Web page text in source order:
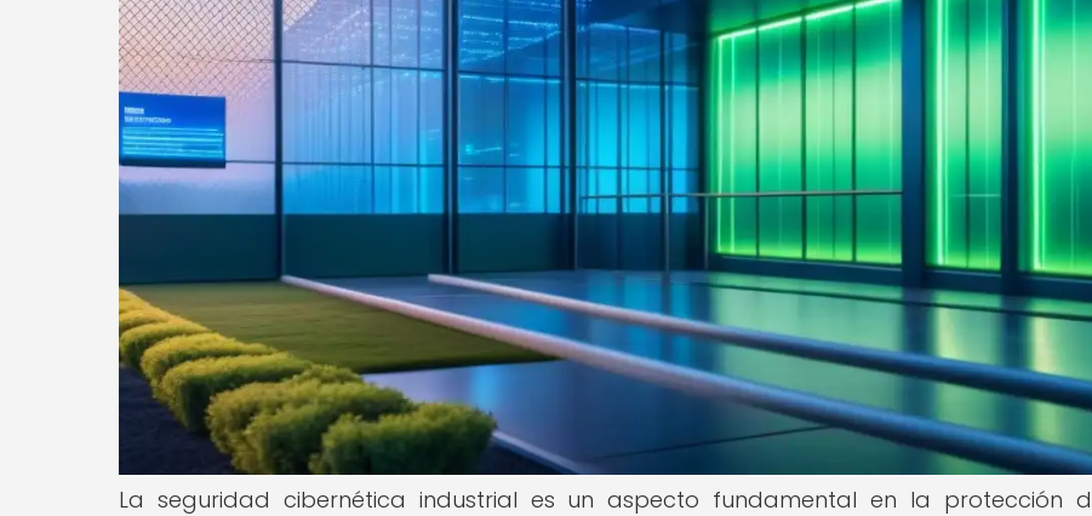
La seguridad cibernética industrial es un aspecto fundamental en la protección